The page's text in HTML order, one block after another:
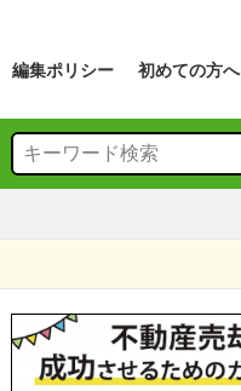
編集ポリシー 初めての方へ